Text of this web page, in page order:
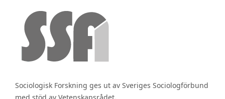
Sociologisk Forskning ges ut av Sveriges Sociologförbund